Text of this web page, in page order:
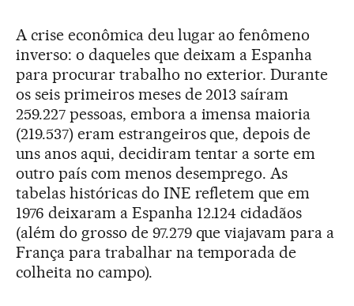
A crise econômica deu lugar ao fenômeno
inverso: o daqueles que deixam a Espanha
para procurar trabalho no exterior. Durante
os seis primeiros meses de 2013 saíram
259.227 pessoas, embora a imensa maioria
(219.537) eram estrangeiros que, depois de
uns anos aqui, decidiram tentar a sorte em
outro país com menos desemprego. As
tabelas históricas do INE refletem que em
1976 deixaram a Espanha 12.124 cidadãos
(além do grosso de 97.279 que viajavam para a
França para trabalhar na temporada de
colheita no campo).